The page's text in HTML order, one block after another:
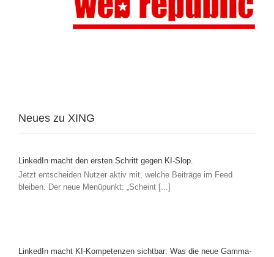
Neues zu XING
LinkedIn macht den ersten Schritt gegen KI-Slop.
Jetzt entscheiden Nutzer aktiv mit, welche Beiträge im Feed
bleiben. Der neue Menüpunkt: „Scheint [...]
LinkedIn macht KI-Kompetenzen sichtbar: Was die neue Gamma-